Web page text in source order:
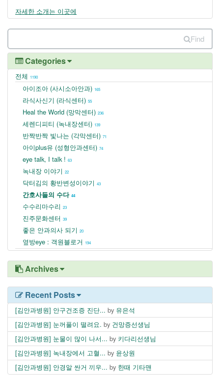
자세한 소개는 이곳에
Find
Categories
전체 1190
아이조아 (사시소아안과) 165
라식사신기 (라식센터) 55
Heal the World (망막센터) 236
세렌디피티 (녹내장센터) 139
반짝반짝 빛나는 (각막센터) 71
아이plus유 (성형안과센터) 74
eye talk, I talk ! 63
녹내장 이야기 22
닥터김의 황반변성이야기 43
간호사들의 수다 44
수수리마수리 23
진주문화센터 39
좋은 안과의사 되기 20
옆방eye : 객원블로거 194
Archives
Recent Posts
[김안과병원] 안구건조증 진단... by 유은석
[김안과병원] 눈꺼풀이 떨려요. by 건망증선생님
[김안과병원] 눈물이 많이 나서... by 키다리선생님
[김안과병원] 녹내장에서 고혈... by 윤상원
[김안과병원] 안경알 싼거 끼우... by 한때 기타맨